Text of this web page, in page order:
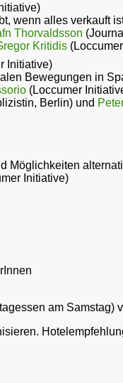
wenn alles verkauft
Thorvaldsson
Kritidis
Initiative)
Bewegungen in
(Loccumer
Berlin) und
Möglichkeiten
Initiative)
am Samstag)